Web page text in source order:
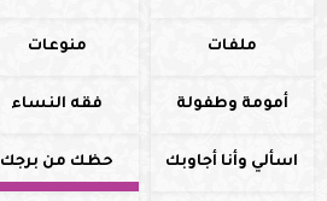
ملفات منوعات
أمومة وطفولة فقه النساء
اسألي وأنا أجاوبك حظك من برجك